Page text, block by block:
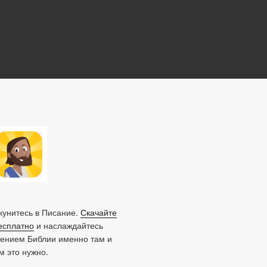
в Писание. Скачайте
и наслаждайтесь
Библии именно там и
это нужно.